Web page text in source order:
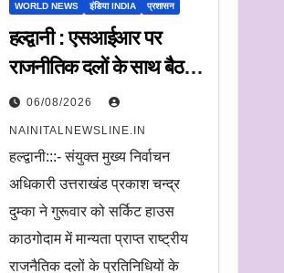
WORLD NEWS
इंडिया INDIA प्रशासन
हल्द्वानी : एसआईआर पर
राजनीतिक दलों के साथ बैठक,
संयुक्त मुख्य निर्वाचन अधिकारी
ने सुनी आपत्तियां
06/08/2026
NAINITALNEWSLINE.IN
हल्द्वानी:::- संयुक्त मुख्य निर्वाचन
अधिकारी उत्तराखंड प्रकाश चन्द्र
दुम्का ने गुरूवार को सर्किट हाउस
काठगोदाम में मान्यता प्राप्त राष्ट्रीय
राजनैतिक दलों के प्रतिनिधियों के